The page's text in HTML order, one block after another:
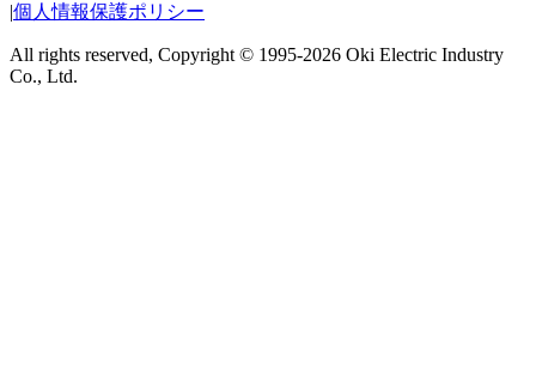
|個人情報保護ポリシー
All rights reserved, Copyright © 1995-2026 Oki Electric Industry
Co., Ltd.